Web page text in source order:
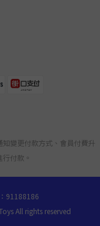
知變更付款方式、會員付費升
付款。
91188186
All rights reserved